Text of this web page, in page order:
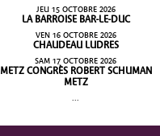
JEU 15 OCTOBRE 2026
LA BARROISE BAR-LE-DUC
VEN 16 OCTOBRE 2026
CHAUDEAU LUDRES
SAM 17 OCTOBRE 2026
METZ CONGRÈS ROBERT SCHUMAN
METZ